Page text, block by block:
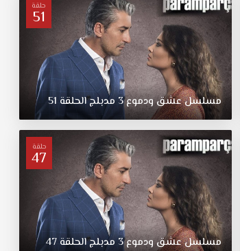
حلقة
51
مسلسلعشقودموع3 مدبلجالحلقة 51
حلقة
47
مسلسلعشقودموع3 مدبلجالحلقة47